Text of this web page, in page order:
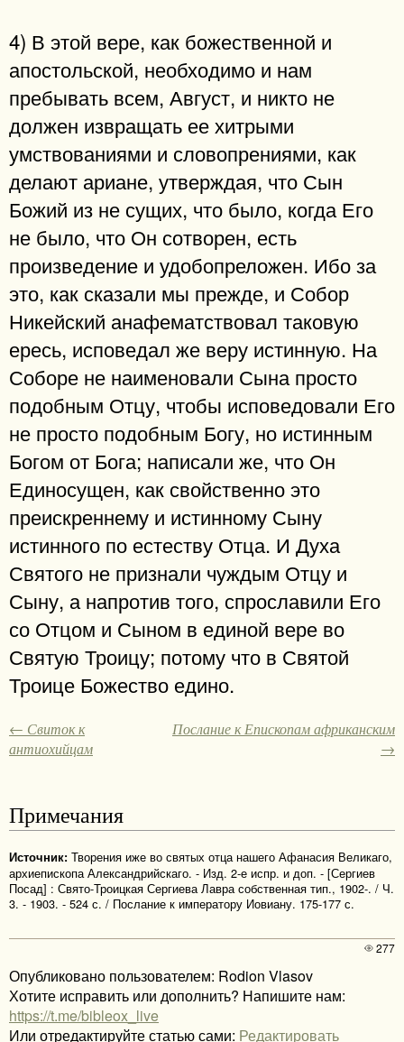
4) В этой вере, как божественной и
апостольской, необходимо и нам
пребывать всем, Август, и никто не
должен извращать ее хитрыми
умствованиями и словопрениями, как
делают ариане, утверждая, что Сын
Божий из не сущих, что было, когда Его
не было, что Он сотворен, есть
произведение и удобопреложен. Ибо за
это, как сказали мы прежде, и Собор
Никейский анафематствовал таковую
ересь, исповедал же веру истинную. На
Соборе не наименовали Сына просто
подобным Отцу, чтобы исповедовали Его
не просто подобным Богу, но истинным
Богом от Бога; написали же, что Он
Единосущен, как свойственно это
преискреннему и истинному Сыну
истинного по естеству Отца. И Духа
Святого не признали чуждым Отцу и
Сыну, а напротив того, спрославили Его
со Отцом и Сыном в единой вере во
Святую Троицу; потому что в Святой
Троице Божество едино.
← Свиток к
антиохийцам
Послание к Епископам африканским
→
Примечания
Источник: Творения иже во святых отца нашего Афанасия Великаго,
архиепископа Александрийскаго. - Изд. 2-е испр. и доп. - [Сергиев
Посад] : Свято-Троицкая Сергиева Лавра собственная тип., 1902-. / Ч.
3. - 1903. - 524 с. / Послание к императору Иовиану. 175-177 с.
277
Опубликовано пользователем: Rodion Vlasov
Хотите исправить или дополнить? Напишите нам:
https://t.me/bibleox_live
Или отредактируйте статью сами: Редактировать